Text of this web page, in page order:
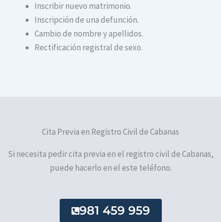
Inscribir nuevo matrimonio.
Inscripción de una defunción.
Cambio de nombre y apellidos.
Rectificación registral de sexo.
Cita Previa en Registro Civil de Cabanas
Si necesita pedir cita previa en el registro civil de Cabanas,
puede hacerlo en el este teléfono.
981 459 959